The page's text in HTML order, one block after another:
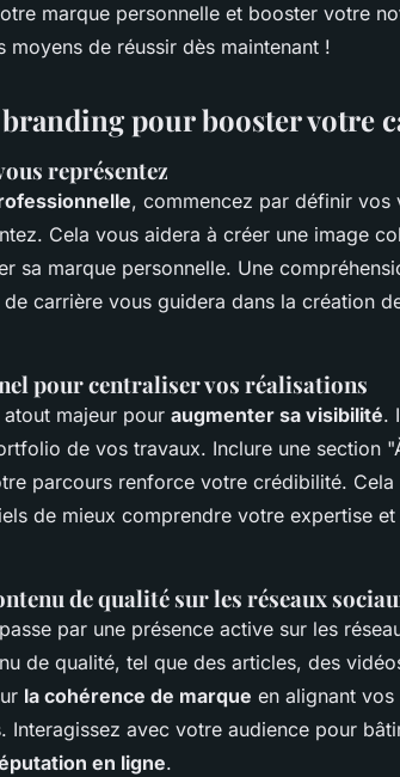
marque personnelle et booster votre
de réussir dès maintenant !
pour booster votre
représentez
, commencez par définir vos
Cela vous aidera à créer une image
sa marque personnelle. Une
carrière vous guidera dans la création
pour centraliser vos réalisations
majeur pour augmenter sa visibilité.
de vos travaux. Inclure une section
parcours renforce votre crédibilité. Cela
de mieux comprendre votre expertise
de qualité sur les réseaux
passe par une présence active sur les
de qualité, tel que des articles, des
la cohérence de marque en alignant
avec votre audience pour
en ligne.